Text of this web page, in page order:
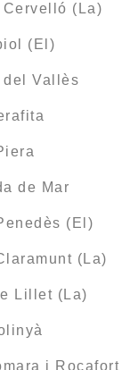
(La)
(El)
Vallès
de Mar
(El)
(La)
Lillet (La)
i Rocafort